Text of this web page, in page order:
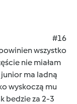
#16
wszystko
nie miałam
ma ladną
wyskoczą mu
bedzie za 2-3